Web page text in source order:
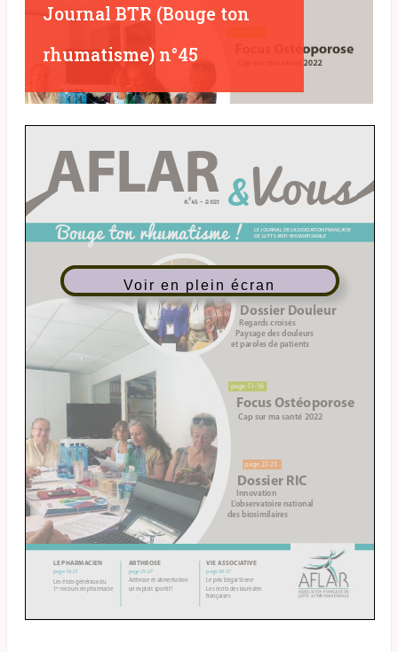
Journal BTR (Bouge ton
rhumatisme) n°45
Voir en plein écran